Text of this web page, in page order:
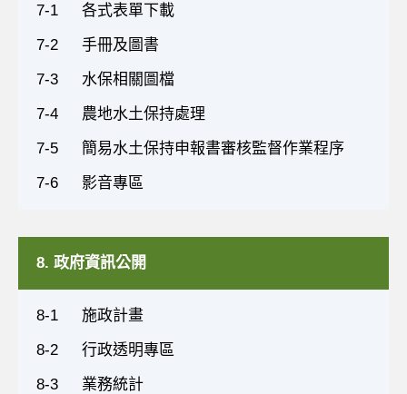
7-1
各式表單下載
7-2
手冊及圖書
7-3
水保相關圖檔
7-4
農地水土保持處理
7-5
簡易水土保持申報書審核監督作業程序
7-6
影音專區
8. 政府資訊公開
8-1
施政計畫
8-2
行政透明專區
8-3
業務統計